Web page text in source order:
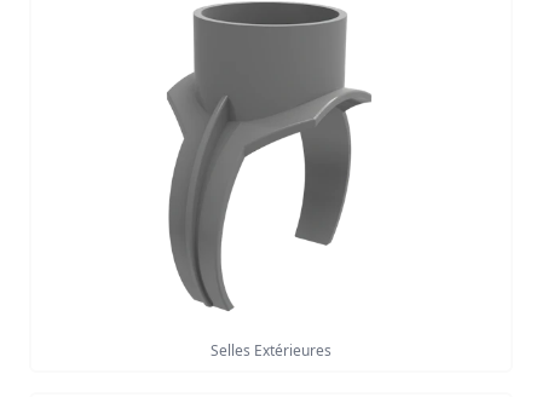
Selles Extérieures